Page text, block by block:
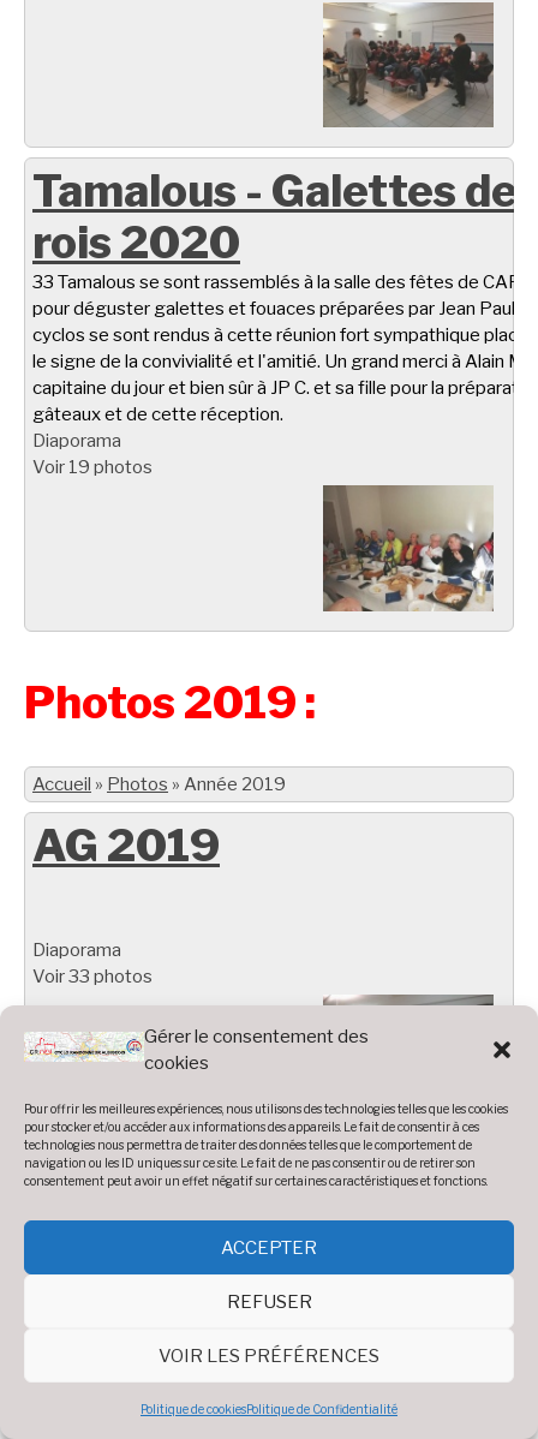
Gérer le consentement des
cookies
Pour offrir les meilleures expériences, nous utilisons des technologies telles que les cookies
pour stocker et/ou accéder aux informations des appareils. Le fait de consentir à ces
technologies nous permettra de traiter des données telles que le comportement de
navigation ou les ID uniques sur ce site. Le fait de ne pas consentir ou de retirer son
consentement peut avoir un effet négatif sur certaines caractéristiques et fonctions.
ACCEPTER
REFUSER
VOIR LES PRÉFÉRENCES
Politique de cookiesPolitique de Confidentialité
Tamalous - Galettes
rois 2020
33 Tamalous se sont rassemblés à la salle des fêtes de
pour déguster galettes et fouaces préparées par Jean Paul C.
cyclos se sont rendus à cette réunion fort sympathique
le signe de la convivialité et l'amitié. Un grand merci à Alain M.
capitaine du jour et bien sûr à JP C. et sa fille pour la
gâteaux et de cette réception.
Diaporama
Voir 19 photos
Photos 2019 :
Accueil » Photos » Année 2019
AG 2019
Diaporama
Voir 33 photos
Sortie Châtaignes